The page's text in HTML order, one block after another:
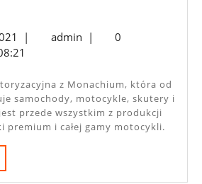
19
czerwca
| adminadmin
|
0
samochody, motocykle, skutery i
przede wszystkim z produkcji
premium i całej gamy motocykli.